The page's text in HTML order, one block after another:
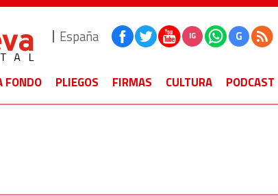
España IG G
FONDO PLIEGOS FIRMAS CULTURA PODCAST